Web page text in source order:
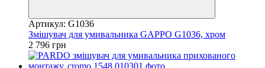
Артикул: G1036
Змішувач для умивальника GAPPO G1036, хром
2 796 грн